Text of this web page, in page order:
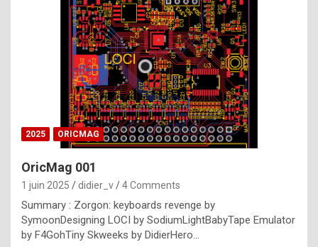
e
s
t
p
h
o
n
y
l
e
2025 ORICMAG
OricMag 001
1 juin 2025 didier_v 4 Comments
Summary : Zorgon: keyboards revenge by
SymoonDesigning LOCI by SodiumLightBabyTape Emulator
by F4GohTiny Skweeks by DidierHero…